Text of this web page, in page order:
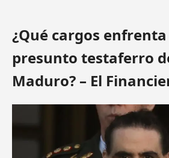
¿Qué cargos
presunto testaferro
Maduro? – El